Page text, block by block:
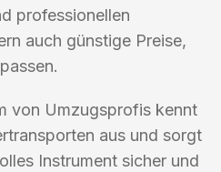
professionellen
auch günstige Preise,
von Umzugsprofis kennt
aus und sorgt
Instrument sicher und